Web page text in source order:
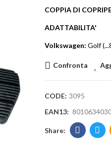
COPPIA DI
ADATTABILITA'
Volkswagen: Golf
Confronta
CODE: 3095
EAN13: